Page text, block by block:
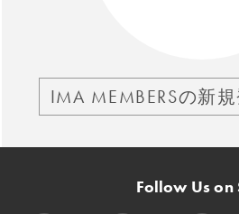
IMA MEMBERSの新
Follow Us on